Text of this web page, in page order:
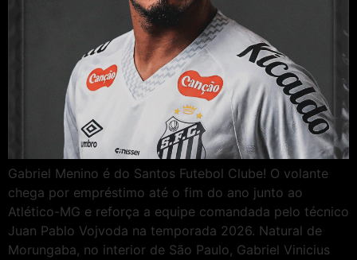
Gabriel Menino é do Santos Futebol Clube! O volante
chega por empréstimo até o fim do ano junto ao
Atlético-MG e reforça a equipe comandada pelo técnico
Juan Pablo Vojvoda na temporada 2026. Natural de
Morungaba, no interior de São Paulo, Gabriel Vinicius